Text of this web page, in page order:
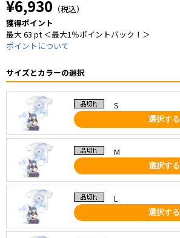
¥6,930 （税込）
獲得ポイント
最大 63 pt ＜最大1％ポイントバック！＞
ポイントについて
サイズとカラーの選択
S
選択する
M
選択する
L
選択する